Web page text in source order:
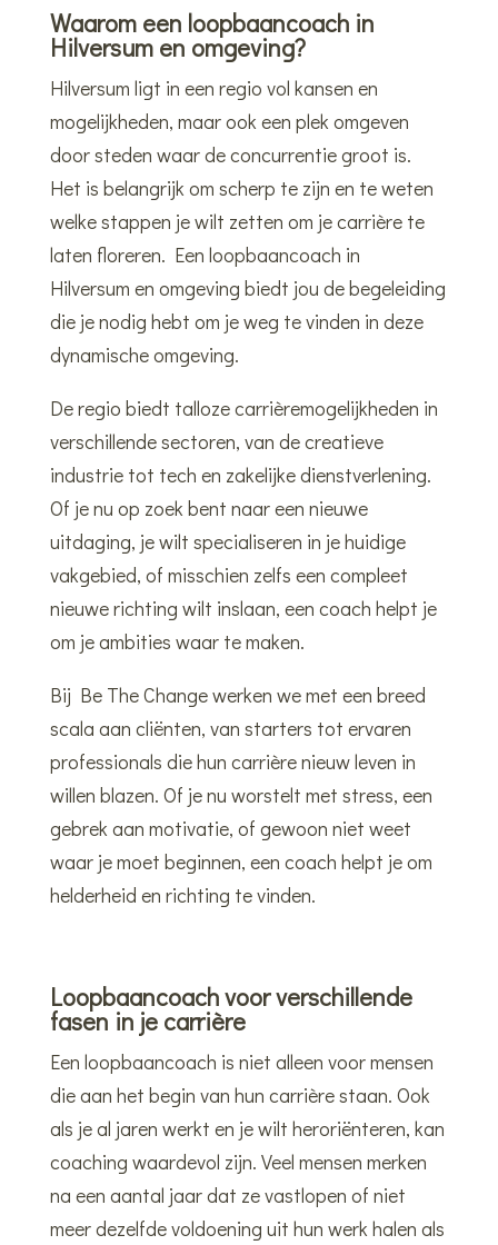
Waarom een loopbaancoach in
Hilversum en omgeving?
Hilversum ligt in een regio vol kansen en
mogelijkheden, maar ook een plek omgeven
door steden waar de concurrentie groot is.
Het is belangrijk om scherp te zijn en te weten
welke stappen je wilt zetten om je carrière te
laten floreren. Een loopbaancoach in
Hilversum en omgeving biedt jou de begeleiding
die je nodig hebt om je weg te vinden in deze
dynamische omgeving.
De regio biedt talloze carrièremogelijkheden in
verschillende sectoren, van de creatieve
industrie tot tech en zakelijke dienstverlening.
Of je nu op zoek bent naar een nieuwe
uitdaging, je wilt specialiseren in je huidige
vakgebied, of misschien zelfs een compleet
nieuwe richting wilt inslaan, een coach helpt je
om je ambities waar te maken.
Bij Be The Change werken we met een breed
scala aan cliënten, van starters tot ervaren
professionals die hun carrière nieuw leven in
willen blazen. Of je nu worstelt met stress, een
gebrek aan motivatie, of gewoon niet weet
waar je moet beginnen, een coach helpt je om
helderheid en richting te vinden.
Loopbaancoach voor verschillende
fasen in je carrière
Een loopbaancoach is niet alleen voor mensen
die aan het begin van hun carrière staan. Ook
als je al jaren werkt en je wilt heroriënteren, kan
coaching waardevol zijn. Veel mensen merken
na een aantal jaar dat ze vastlopen of niet
meer dezelfde voldoening uit hun werk halen als